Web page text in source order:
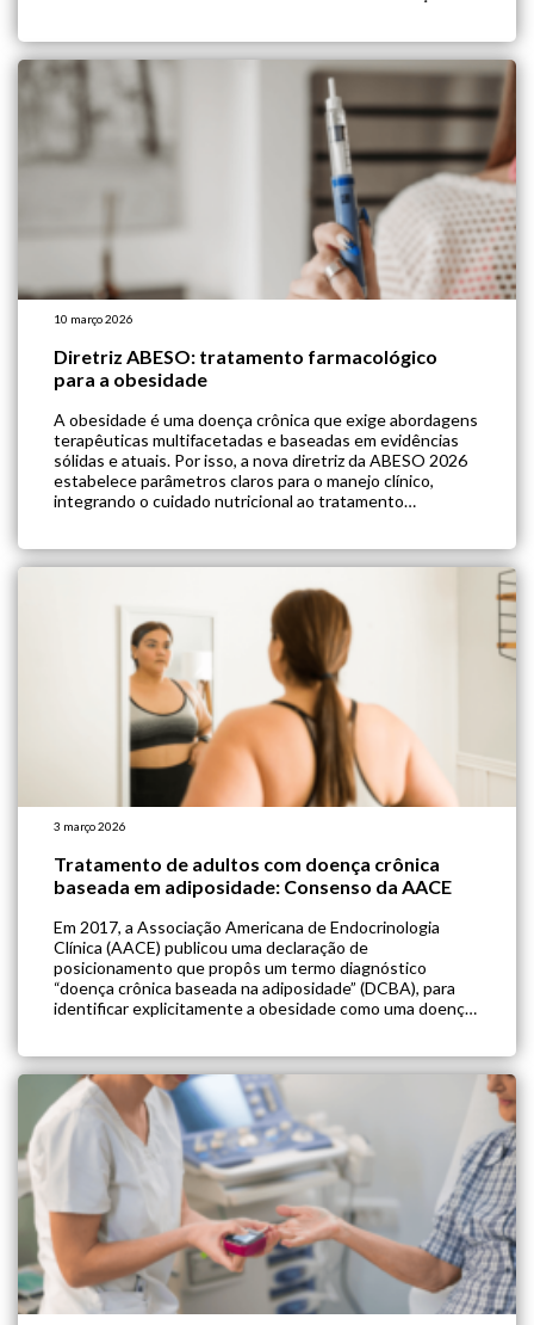
10 março 2026
Diretriz ABESO: tratamento farmacológico
para a obesidade
A obesidade é uma doença crônica que exige abordagens
terapêuticas multifacetadas e baseadas em evidências
sólidas e atuais. Por isso, a nova diretriz da ABESO 2026
estabelece parâmetros claros para o manejo clínico,
integrando o cuidado nutricional ao tratamento
independência editorial e foco […]
3 março 2026
Tratamento de adultos com doença crônica
baseada em adiposidade: Consenso da AACE
Em 2017, a Associação Americana de Endocrinologia
Clínica (AACE) publicou uma declaração de
posicionamento que propôs um termo diagnóstico
“doença crônica baseada na adiposidade” (DCBA), para
identificar explicitamente a obesidade como uma doença
devido ao controle neuroendócrino anormal do balanço
[…]